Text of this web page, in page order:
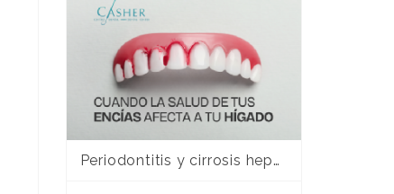
Periodontitis y cirrosis hepática: cuando la salud de tus encías afecta a tu hígado